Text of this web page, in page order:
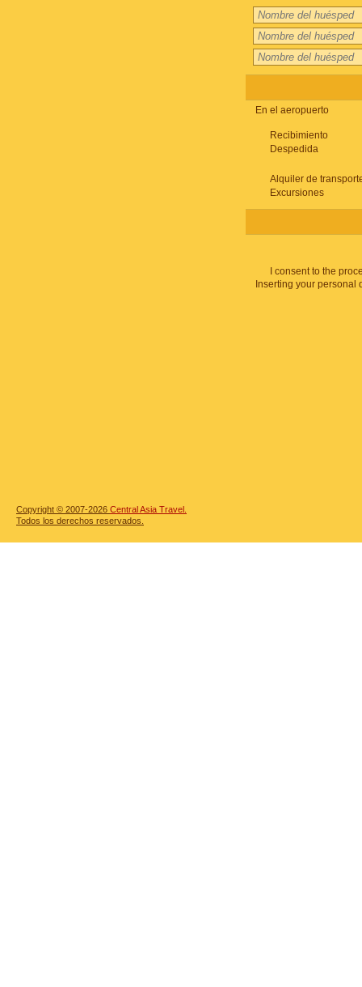
En el aeropuerto
Recibimiento
Despedida
Alquiler de
Excursiones
I consent to the
Inserting your personal
Copyright © 2007-2026 Central Asia Travel.
Todos los derechos reservados.